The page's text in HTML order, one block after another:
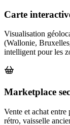
Carte
Visualisation
(Wallonie,
intelligent pour les
Marketplace
Vente et achat
rétro, vaisselle